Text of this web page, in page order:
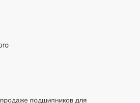
подшипников для